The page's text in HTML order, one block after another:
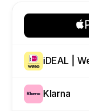
iDEAL |
Klarna